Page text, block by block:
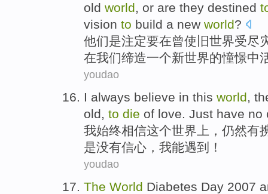
old world, or are they destined
vision to build a new world?
他们是注定要在曾使 旧世界受尽
在我们缔造一个新世界的憧憬中
youdao
I always believe in this world,
old, to die of love. Just have no
我始终相信这个世界上 ， 仍然有
是没有信心 ，我能遇到！
youdao
The World Diabetes Day 2007